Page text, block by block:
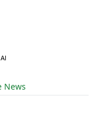
News